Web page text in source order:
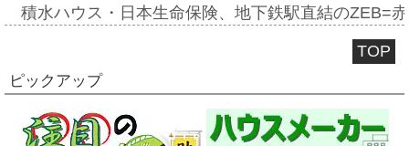
積水ハウス・日本生命保険、地下鉄駅直結のZEB=
TOP
ピックアップ